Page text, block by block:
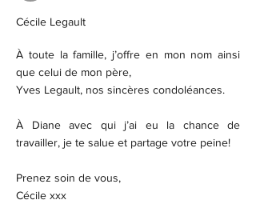
Cécile Legault
À toute la famille, j’offre en mon nom ainsi
que celui de mon père,
Yves Legault, nos sincères condoléances.
À Diane avec qui j’ai eu la chance de
travailler, je te salue et partage votre peine!
Prenez soin de vous,
Cécile xxx